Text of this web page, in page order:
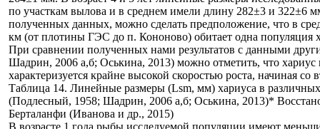
по участкам вылова и в среднем имели длину 282±3 и 322±6
полученных данных, можно сделать предположение, что в
км (от плотины ГЭС до п. Кононово) обитает одна популяция
При сравнении полученных нами результатов с данными
Шадрин, 2006 а,б; Оськина, 2013) можно отметить, что хариус
характеризуется крайне высокой скоростью роста, начиная со
Таблица 14. Линейные размеры (Lsm, мм) хариуса в
(Подлесный, 1958; Шадрин, 2006 а,б; Оськина, 2013)*
Берталанфи (Иванова и др., 2015)
В возрасте 1 года рыбы исследуемой популяции имеют